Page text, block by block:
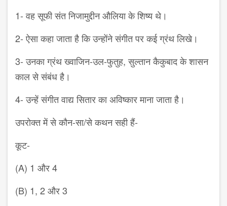
1- वह सूफी संत निजामुद्दीन औलिया के शिष्य थे।
2- ऐसा कहा जाता है कि उन्होंने संगीत पर कई ग्रंथ लिखे।
3- उनका ग्रंथ ख्वाजिन-उल-फुतुह, सुल्तान कैकुबाद के शासन
काल से संबंध है।
4- उन्हें संगीत वाद्य सितार का अविष्कार माना जाता है।
उपरोक्त में से कौन-सा/से कथन सही हैं-
कूट-
(A) 1 और 4
(B) 1, 2 और 3